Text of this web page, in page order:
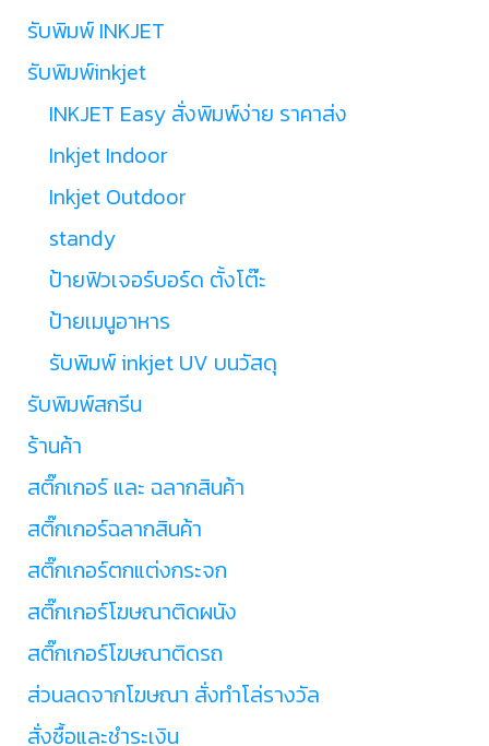
รับพิมพ์ INKJET
รับพิมพ์inkjet
INKJET Easy สั่งพิมพ์ง่าย ราคาส่ง
Inkjet Indoor
Inkjet Outdoor
standy
ป้ายฟิวเจอร์บอร์ด ตั้งโต๊ะ
ป้ายเมนูอาหาร
รับพิมพ์ inkjet UV บนวัสดุ
รับพิมพ์สกรีน
ร้านค้า
สติ๊กเกอร์ และ ฉลากสินค้า
สติ๊กเกอร์ฉลากสินค้า
สติ๊กเกอร์ตกแต่งกระจก
สติ๊กเกอร์โฆษณาติดผนัง
สติ๊กเกอร์โฆษณาติดรถ
ส่วนลดจากโฆษณา สั่งทำโล่รางวัล
สั่งซื้อและชำระเงิน